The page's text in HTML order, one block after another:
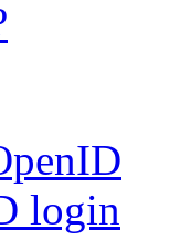
login